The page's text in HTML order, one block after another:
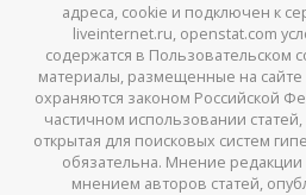
адреса, cookie и подключен к
liveinternet.ru, openstat.com
содержатся в Пользовательском
материалы, размещенные на
охраняются законом Российской
частичном использовании
открытая для поисковых систем
обязательна. Мнение редакции
мнением авторов статей,